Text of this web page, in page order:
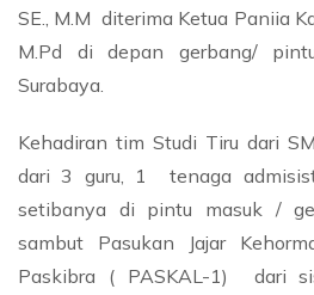
SE., M.M diterima Ketua Paniia
M.Pd di depan gerbang/
Surabaya.
Kehadiran tim Studi Tiru dari
dari 3 guru, 1 tenaga
setibanya di pintu masuk /
sambut Pasukan Jajar
Paskibra ( PASKAL-1) dari